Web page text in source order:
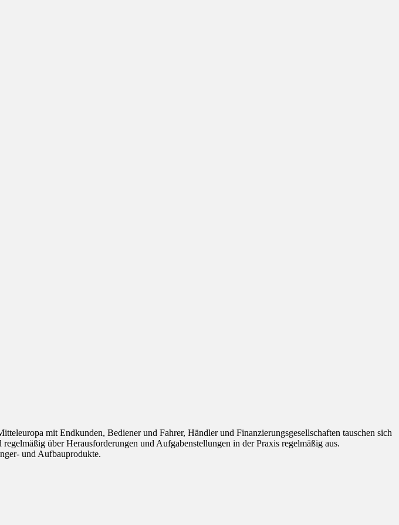
mit Endkunden, Bediener und Fahrer, Händler und Finanzierungsgesellschaften tauschen sich
über Herausforderungen und Aufgabenstellungen in der Praxis regelmäßig aus.
und Aufbauprodukte.